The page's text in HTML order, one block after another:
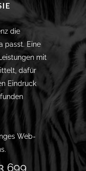
die
passt. Eine
mit
dafür
Eindruck
Web-
699